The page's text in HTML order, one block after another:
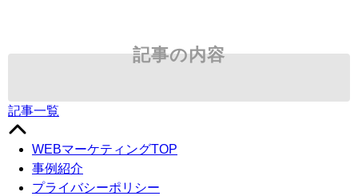
記事の内容
記事一覧
WEBマーケティングTOP
事例紹介
プライバシーポリシー